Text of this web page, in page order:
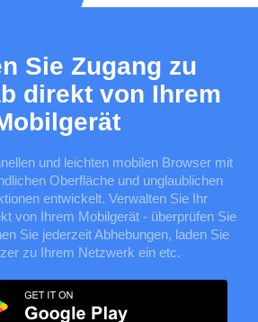
Sie Zugang zu
direkt von Ihrem
und leichten mobilen Browser mit
Oberfläche und unglaublichen
entwickelt. Verwalten Sie Ihr
von Ihrem Mobilgerät - überprüfen Sie
Sie jederzeit Abhebungen, laden Sie
zu Ihrem Netzwerk ein etc.